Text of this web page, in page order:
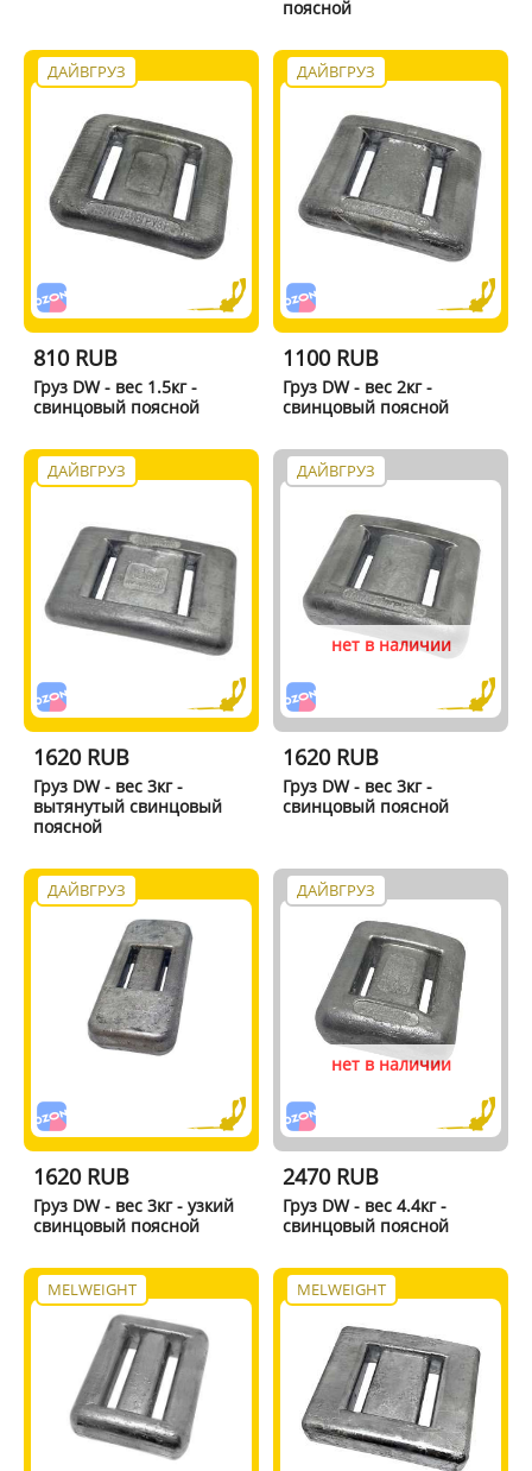
поясной
ДАЙВГРУЗ
810 RUB
Груз DW - вес 1.5кг -
свинцовый поясной
ДАЙВГРУЗ
1100 RUB
Груз DW - вес 2кг -
свинцовый поясной
ДАЙВГРУЗ
1620 RUB
Груз DW - вес 3кг -
вытянутый свинцовый
поясной
ДАЙВГРУЗ
нет в наличии
1620 RUB
Груз DW - вес 3кг -
свинцовый поясной
ДАЙВГРУЗ
1620 RUB
Груз DW - вес 3кг - узкий
свинцовый поясной
ДАЙВГРУЗ
нет в наличии
2470 RUB
Груз DW - вес 4.4кг -
свинцовый поясной
MELWEIGHT MELWEIGHT